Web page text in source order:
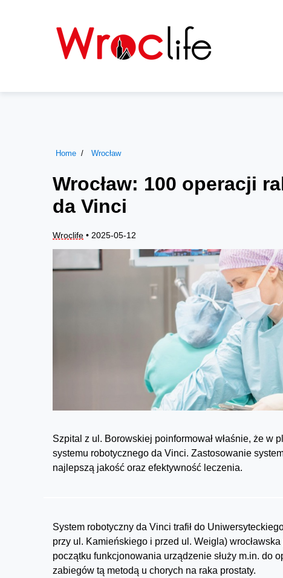
Home Wrocław
Wrocław: 100 operacji
da Vinci
Wroclife • 2025-05-12
Szpital z ul. Borowskiej poinformował właśnie, że
systemu robotycznego da Vinci. Zastosowanie
najlepszą jakość oraz efektywność leczenia.
System robotyczny da Vinci trafił do
przy ul. Kamieńskiego i przed ul. Weigla)
początku funkcjonowania urządzenie służy m.in. do
zabiegów tą metodą u chorych na raka prostaty.